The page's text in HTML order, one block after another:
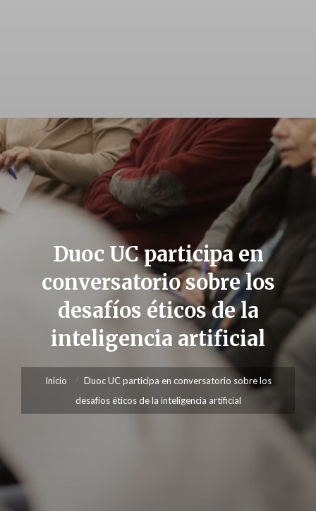
Duoc UC participa en
conversatorio sobre los
desafíos éticos de la
inteligencia artificial
Inicio
Duoc UC participa en conversatorio sobre los
desafíos éticos de la inteligencia artificial